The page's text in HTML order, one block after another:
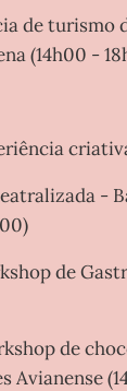
de turismo
(14h00 -
-
de
de
Avianense